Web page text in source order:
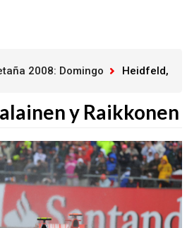
2008: Domingo
Heidfeld,
y Raikkonen